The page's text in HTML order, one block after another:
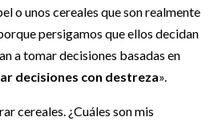
o unos cereales que son realmente
persigamos que ellos decidan
a tomar decisiones basadas en
decisiones con destreza».
cereales. ¿Cuáles son mis